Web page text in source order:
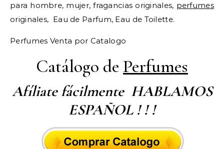
para hombre, mujer, fragancias originales, perfumes
originales, Eau de Parfum, Eau de Toilette.
Perfumes Venta por Catalogo
Catálogo de Perfumes
Afíliate fácilmente HABLAMOS
ESPAÑOL ! ! !